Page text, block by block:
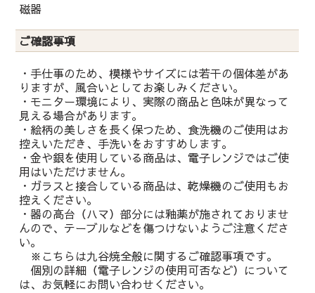
磁器
ご確認事項
・手仕事のため、模様やサイズには若干の個体差があ
りますが、風合いとしてお楽しみください。
・モニター環境により、実際の商品と色味が異なって
見える場合があります。
・絵柄の美しさを長く保つため、食洗機のご使用はお
控えいただき、手洗いをおすすめします。
・金や銀を使用している商品は、電子レンジではご使
用はいただけません。
・ガラスと接合している商品は、乾燥機のご使用もお
控えください。
・器の高台（ハマ）部分には釉薬が施されておりませ
んので、テーブルなどを傷つけないようご注意くださ
い。
※こちらは九谷焼全般に関するご確認事項です。
個別の詳細（電子レンジの使用可否など）について
は、お気軽にお問い合わせください。